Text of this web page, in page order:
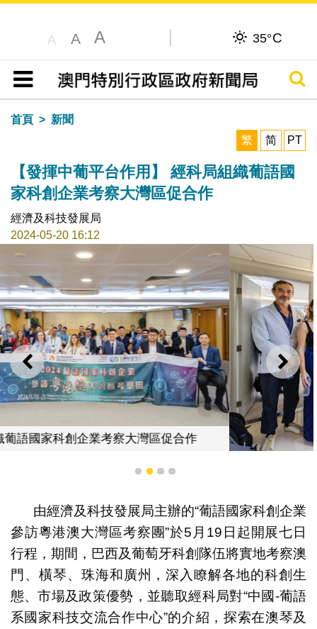
A A A 35°C
目錄
搜尋
首頁
新聞
繁
简 PT
【發揮中葡平台作用】 經科局組織葡語國
家科創企業考察大灣區促合作
經濟及科技發展局
2024-05-20 16:12
上一則 下一
考察團參觀中國—葡語系國家科技交流合作中心（澳門中
1 2 3 4
由經濟及科技發展局主辦的“葡語國家科創企業
參訪粵港澳大灣區考察團”於5月19日起開展七日
行程，期間，巴西及葡萄牙科創隊伍將實地考察澳
門、橫琴、珠海和廣州，深入瞭解各地的科創生
態、市場及政策優勢，並聽取經科局對“中國-葡語
系國家科技交流合作中心”的介紹，探索在澳琴及